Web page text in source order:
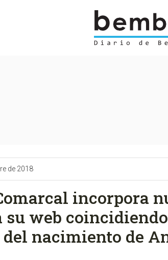
de 2018
incorpora
su web
nacimiento de